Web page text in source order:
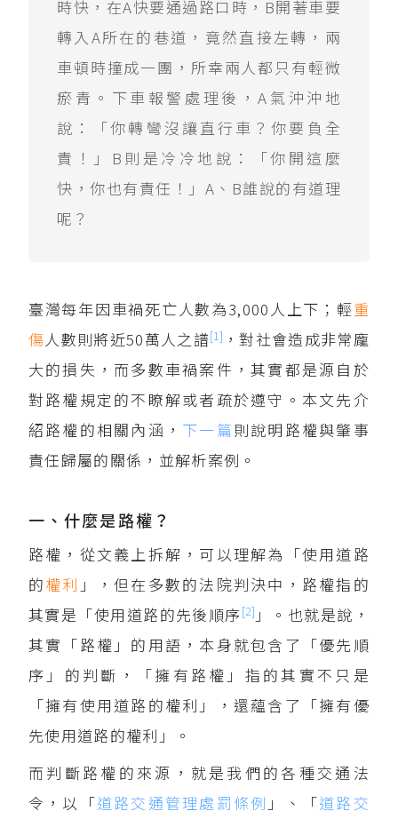
時快，在A快要通過路口時，B開著車要
轉入A所在的巷道，竟然直接左轉，兩
車頓時撞成一團，所幸兩人都只有輕微
瘀青。下車報警處理後，A氣沖沖地
說：「你轉彎沒讓直行車？你要負全
責！」B則是冷冷地說：「你開這麼
快，你也有責任！」A、B誰說的有道理
呢？
臺灣每年因車禍死亡人數為3,000人上下；輕重
傷人數則將近50萬人之譜[1] ，對社會造成非常龐
大的損失，而多數車禍案件，其實都是源自於
對路權規定的不瞭解或者疏於遵守。本文先介
紹路權的相關內涵， 下一篇則說明路權與肇事
責任歸屬的關係，並解析案例。
一、什麼是路權？
路權，從文義上拆解，可以理解為「使用道路
的權利 」，但在多數的法院判決中，路權指的
其實是「使用道路的先後順序[2] 」。也就是說，
其實「路權」的用語，本身就包含了「優先順
序」的判斷，「擁有路權」指的其實不只是
「擁有使用道路的權利」，還蘊含了「擁有優
先使用道路的權利」。
而判斷路權的來源，就是我們的各種交通法
令，以「道路交通管理處罰條例 」、「道路交